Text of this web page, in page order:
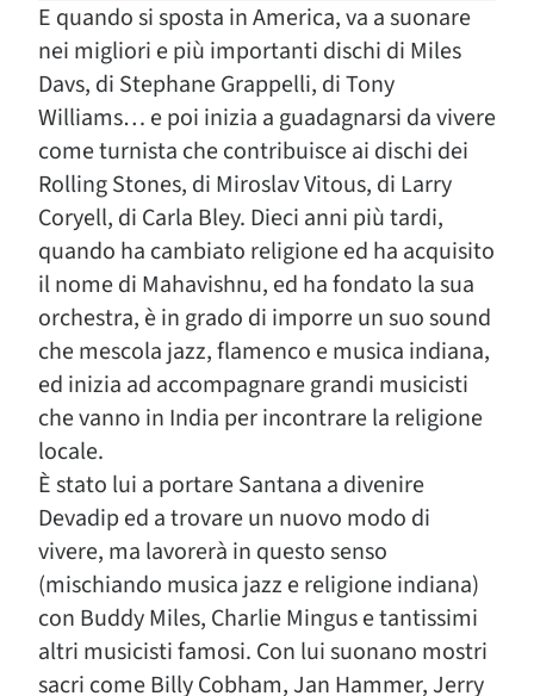
E quando si sposta in America, va a suonare
nei migliori e più importanti dischi di Miles
Davs, di Stephane Grappelli, di Tony
Williams… e poi inizia a guadagnarsi da vivere
come turnista che contribuisce ai dischi dei
Rolling Stones, di Miroslav Vitous, di Larry
Coryell, di Carla Bley. Dieci anni più tardi,
quando ha cambiato religione ed ha acquisito
il nome di Mahavishnu, ed ha fondato la sua
orchestra, è in grado di imporre un suo sound
che mescola jazz, flamenco e musica indiana,
ed inizia ad accompagnare grandi musicisti
che vanno in India per incontrare la religione
locale.
È stato lui a portare Santana a divenire
Devadip ed a trovare un nuovo modo di
vivere, ma lavorerà in questo senso
(mischiando musica jazz e religione indiana)
con Buddy Miles, Charlie Mingus e tantissimi
altri musicisti famosi. Con lui suonano mostri
sacri come Billy Cobham, Jan Hammer, Jerry